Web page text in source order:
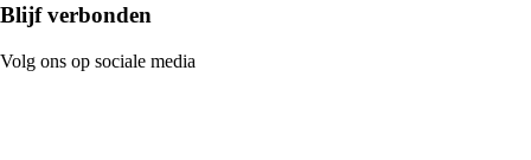
Blijf verbonden
Volg ons op sociale media